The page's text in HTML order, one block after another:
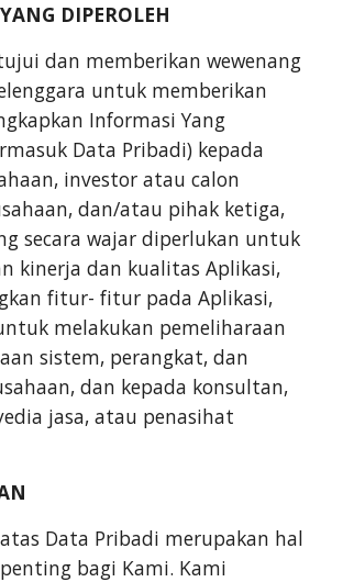
DIPEROLEH
dan memberikan wewenang
untuk memberikan
Informasi Yang
Data Pribadi) kepada
investor atau calon
dan/atau pihak ketiga,
secara wajar diperlukan untuk
kinerja dan kualitas Aplikasi,
fitur- fitur pada Aplikasi,
melakukan pemeliharaan
sistem, perangkat, dan
dan kepada konsultan,
jasa, atau penasihat
Data Pribadi merupakan hal
bagi Kami. Kami